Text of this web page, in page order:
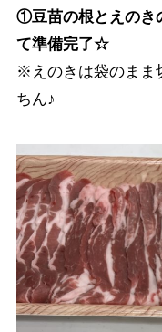
①豆苗の根とえのき
て準備完了☆
※えのきは袋のまま
ちん♪